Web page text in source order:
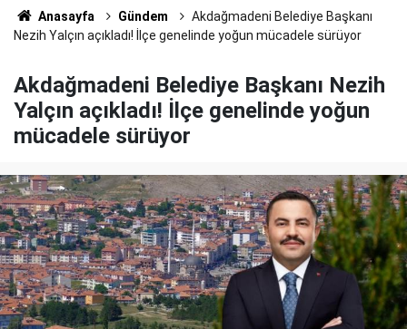
Anasayfa Gündem
Akdağmadeni Belediye Başkanı
Nezih Yalçın açıkladı! İlçe genelinde yoğun mücadele sürüyor
Akdağmadeni Belediye Başkanı Nezih
Yalçın açıkladı! İlçe genelinde yoğun
mücadele sürüyor